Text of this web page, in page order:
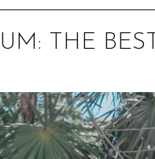
THE BEST